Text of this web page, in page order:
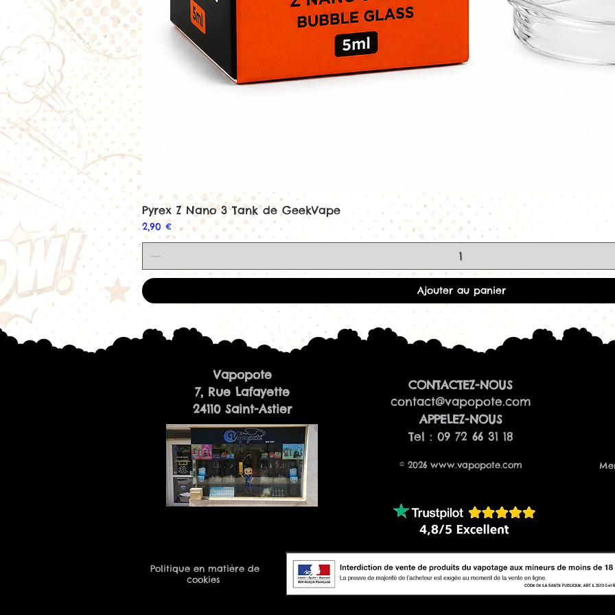
Aperçu rapide
Pyrex Z Nano 3 Tank de GeekVape
Prix
2,90 €
Ajouter au panier
Vapopote
7, Rue Lafayette
24110 Saint-Astier
CONTACTEZ-NOUS
contact@vapopote.com
​APPELEZ-NOUS
Tel : 09 72 66 31 18
© 2026 www.vapopote.com
Politique en matière de
cookies